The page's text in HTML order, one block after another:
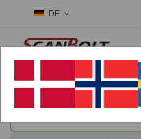
DE
Benötigen Sie Hilfe bei